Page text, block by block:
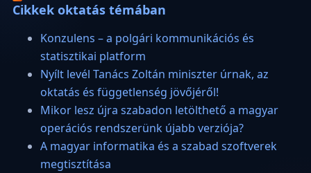
Cikkek oktatás témában
Konzulens – a polgári kommunikációs és
statisztikai platform
Nyílt levél Tanács Zoltán miniszter úrnak, az
oktatás és függetlenség jövőjéről!
Mikor lesz újra szabadon letölthető a magyar
operációs rendszerünk újabb verziója?
A magyar informatika és a szabad szoftverek
megtisztítása